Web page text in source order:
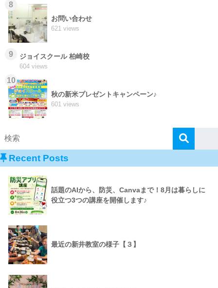
8
お問い合わせ
621 views
9 ジョイスクール 柏崎校
604 views
10
秋の新米プレゼントキャンペーン♪
601 views
Recent Posts
話題のAIから、防災、Canvaまで！8月は暮らしに
役立つ3つの講座を開催します♪
最近の新井教室の様子【３】